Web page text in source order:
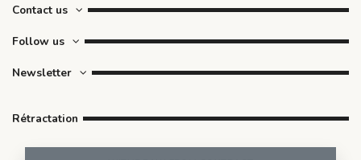
Contact us
Follow us
Newsletter
Rétractation